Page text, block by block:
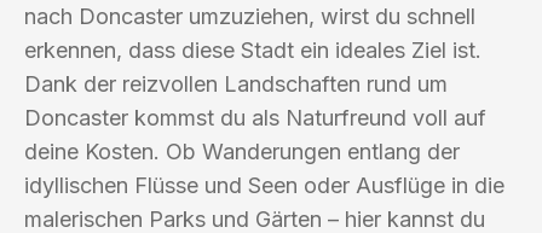
nach Doncaster umzuziehen, wirst du schnell
erkennen, dass diese Stadt ein ideales Ziel ist.
Dank der reizvollen Landschaften rund um
Doncaster kommst du als Naturfreund voll auf
deine Kosten. Ob Wanderungen entlang der
idyllischen Flüsse und Seen oder Ausflüge in die
malerischen Parks und Gärten – hier kannst du